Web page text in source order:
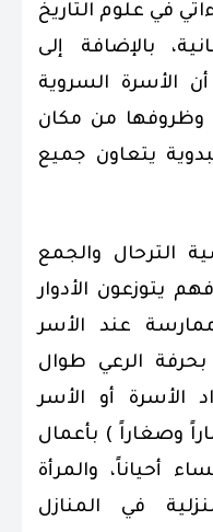
في علوم التاريخ
بالإضافة إلى
الأسرة السروية
وظروفها من مكان
يتعاون جميع
الترحال والجمع
يتوزعون الأدوار
عند الأسر
الرعي طوال
الأسرة أو الأسر
وصغاراً ) بأعمال
أحياناً، والمرأة
في المنازل